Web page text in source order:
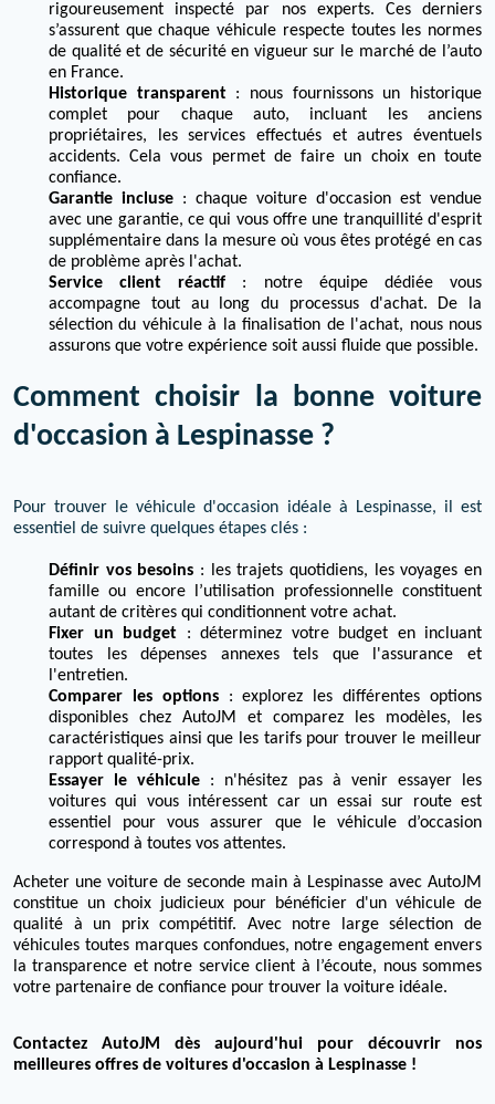
rigoureusement inspecté par nos experts. Ces derniers
s’assurent que chaque véhicule respecte toutes les normes
de qualité et de sécurité en vigueur sur le marché de l’auto
en France.
Historique transparent: nous fournissons un historique
complet pour chaque auto, incluant les anciens
propriétaires, les services effectués et autres éventuels
accidents. Cela vous permet de faire un choix en toute
confiance.
Garantie incluse : chaque voiture d'occasion est vendue
avec une garantie, ce qui vous offre une tranquillité d'esprit
supplémentaire dans la mesure où vous êtes protégé en cas
de problème après l'achat.
Service client réactif : notre équipe dédiée vous
accompagne tout au long du processus d'achat. De la
sélection du véhicule à la finalisation de l'achat, nous nous
assurons que votre expérience soit aussi fluide que possible.
Comment choisir la bonne voiture
d'occasion à Lespinasse ?
Pour trouver le véhicule d'occasion idéale à Lespinasse, il est
essentiel de suivre quelques étapes clés :
Définir vos besoins : les trajets quotidiens, les voyages en
famille ou encore l’utilisation professionnelle constituent
autant de critères qui conditionnent votre achat.
Fixer un budget : déterminez votre budget en incluant
toutes les dépenses annexes tels que l'assurance et
l'entretien.
Comparer les options: explorez les différentes options
disponibles chez AutoJM et comparez les modèles, les
caractéristiques ainsi que les tarifs pour trouver le meilleur
rapport qualité-prix.
Essayer le véhicule : n'hésitez pas à venir essayer les
voitures qui vous intéressent car un essai sur route est
essentiel pour vous assurer que le véhicule d’occasion
correspond à toutes vos attentes.
Acheter une voiture de seconde main à Lespinasse avec AutoJM
constitue un choix judicieux pour bénéficier d'un véhicule de
qualité à un prix compétitif. Avec notre large sélection de
véhicules toutes marques confondues, notre engagement envers
la transparence et notre service client à l’écoute, nous sommes
votre partenaire de confiance pour trouver la voiture idéale.
Contactez AutoJM dès aujourd'hui pour découvrir nos
meilleures offres de voitures d'occasion à Lespinasse !